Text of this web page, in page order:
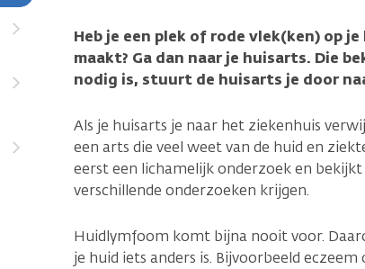
Heb je een plek of rode vlek(ken) op
maakt? Ga dan naar je huisarts. Die
nodig is, stuurt de huisarts je door
Als je huisarts je naar het ziekenhuis
een arts die veel weet van de huid en
eerst een lichamelijk onderzoek en bekijkt
verschillende onderzoeken krijgen.
Huidlymfoom komt bijna nooit voor.
je huid iets anders is. Bijvoorbeeld